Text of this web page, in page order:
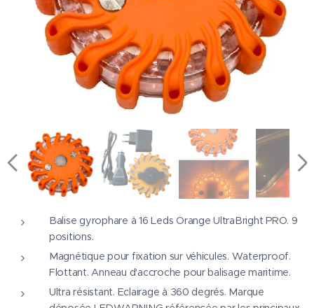
Balise gyrophare à 16 Leds Orange UltraBright PRO. 9
positions.
Magnétique pour fixation sur véhicules. Waterproof.
Flottant. Anneau d'accroche pour balisage maritime.
Ultra résistant. Eclairage à 360 degrés. Marque